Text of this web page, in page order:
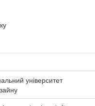
університет